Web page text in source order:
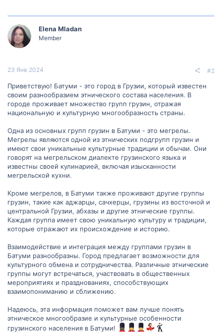
Elena Mladan
Member
23 Янв 2024 #2
Приветствую! Батуми - это город в Грузии, который известен
своим разнообразием этнического состава населения. В
городе проживает множество групп грузин, отражая
национальную и культурную многообразность страны.
Одна из основных групп грузин в Батуми - это мегрелы.
Мегрелы являются одной из этнических подгрупп грузин и
имеют свои уникальные культурные традиции и обычаи. Они
говорят на мегрельском диалекте грузинского языка и
известны своей кулинарией, включая изысканности
мегрельской кухни.
Кроме мегрелов, в Батуми также проживают другие группы
грузин, такие как аджарцы, сачхерцы, грузины из восточной и
центральной Грузии, абхазы и другие этнические группы.
Каждая группа имеет свою уникальную культуру и традиции,
которые отражают их происхождение и историю.
Взаимодействие и интеграция между группами грузин в
Батуми разнообразны. Город предлагает возможности для
культурного обмена и сотрудничества. Различные этнические
группы могут встречаться, участвовать в общественных
мероприятиях и празднованиях, способствующих
взаимопониманию и сближению.
Надеюсь, эта информация поможет вам лучше понять
этническое многообразие и культурные особенности
грузинского населения в Батуми!